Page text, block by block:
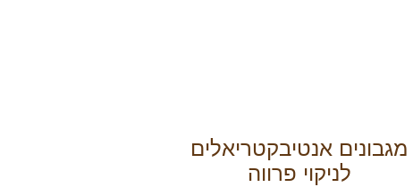
מגבונים אנטיבקטריאלים
לניקוי פרווה